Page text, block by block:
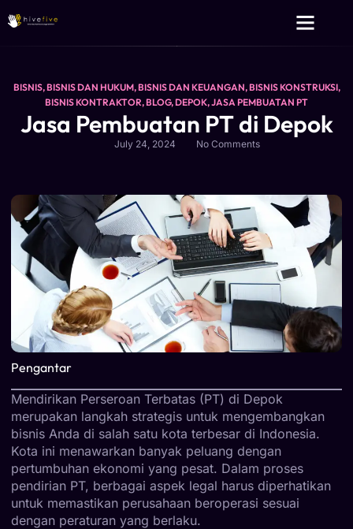
BISNIS,BISNIS DAN HUKUM,BISNIS DAN KEUANGAN,BISNIS KONSTRUKSI,
BISNIS KONTRAKTOR,BLOG,DEPOK,JASA PEMBUATAN PT
Jasa Pembuatan PT di Depok
July 24, 2024 No Comments
Pengantar
Mendirikan Perseroan Terbatas (PT) di Depok
merupakan langkah strategis untuk mengembangkan
bisnis Anda di salah satu kota terbesar di Indonesia.
Kota ini menawarkan banyak peluang dengan
pertumbuhan ekonomi yang pesat. Dalam proses
pendirian PT, berbagai aspek legal harus diperhatikan
untuk memastikan perusahaan beroperasi sesuai
dengan peraturan yang berlaku.